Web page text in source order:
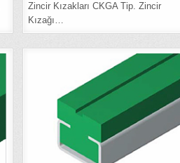
Zincir Kızakları CKGA Tip. Zincir
Kızağı…